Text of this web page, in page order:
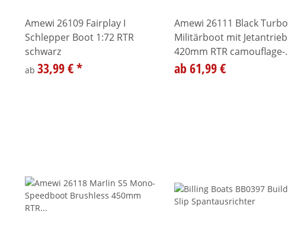
Amewi 26109 Fairplay I
Schlepper Boot 1:72 RTR
schwarz
ab 33,99 €*
Amewi 26111 Black Turbo
Militärboot mit Jetantrieb
420mm RTR camouflage-
grau
ab 61,99 €